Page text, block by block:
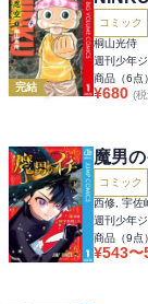
完結
コミック
桐山光侍
週刊少年
商品（6点）
¥680 (
魔男
コミック
西修, 宇佐
週刊少年
商品（9点）
¥543〜